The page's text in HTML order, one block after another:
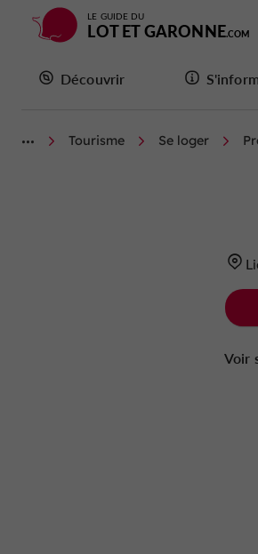
LE GUIDE DU
LOT ET GARONNE
Découvrir
Tourisme Se loger
Voir